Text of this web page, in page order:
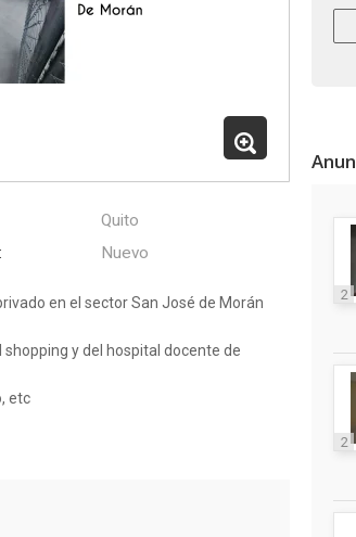
Quito
Nuevo
en el sector San José de Morán
y del hospital docente de
etc
2
2